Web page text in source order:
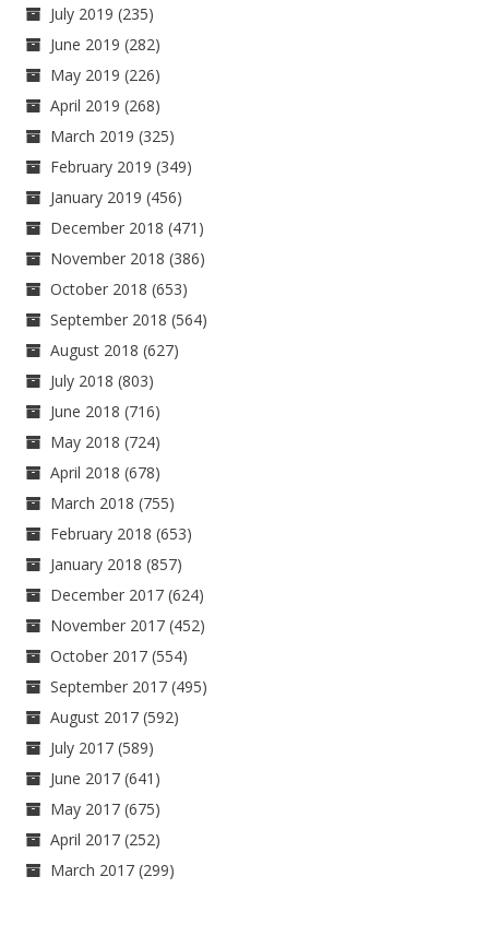
July 2019 (235)
June 2019 (282)
May 2019 (226)
April 2019 (268)
March 2019 (325)
February 2019 (349)
January 2019 (456)
December 2018 (471)
November 2018 (386)
October 2018 (653)
September 2018 (564)
August 2018 (627)
July 2018 (803)
June 2018 (716)
May 2018 (724)
April 2018 (678)
March 2018 (755)
February 2018 (653)
January 2018 (857)
December 2017 (624)
November 2017 (452)
October 2017 (554)
September 2017 (495)
August 2017 (592)
July 2017 (589)
June 2017 (641)
May 2017 (675)
April 2017 (252)
March 2017 (299)